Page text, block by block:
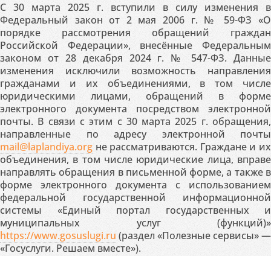
С 30 марта 2025 г. вступили в силу изменения в
Федеральный закон от 2 мая 2006 г. № 59-ФЗ «О
порядке рассмотрения обращений граждан
Российской Федерации», внесённые Федеральным
законом от 28 декабря 2024 г. № 547-ФЗ. Данные
изменения исключили возможность направления
гражданами и их объединениями, в том числе
юридическими лицами, обращений в форме
электронного документа посредством электронной
почты. В связи с этим с 30 марта 2025 г. обращения,
направленные по адресу электронной почты
mail@laplandiya.org не рассматриваются. Граждане и их
объединения, в том числе юридические лица, вправе
направлять обращения в письменной форме, а также в
форме электронного документа с использованием
федеральной государственной информационной
системы «Единый портал государственных и
муниципальных услуг (функций)»
https://www.gosuslugi.ru (раздел «Полезные сервисы» —
«Госуслуги. Решаем вместе»).